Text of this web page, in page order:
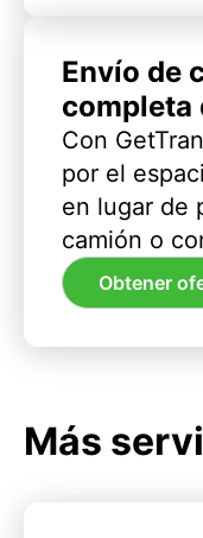
Envío de
completa
Con
por el
en lugar de
camión o
Obtener
Más